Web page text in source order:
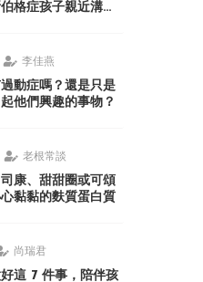
格症孩子親近溝
李佳燕
動症嗎？還是只是
他們興趣的事物？
老根常談
康、甜甜圈或可頌
黏黏的麩質蛋白質
尚瑞君
這 7 件事，陪伴孩